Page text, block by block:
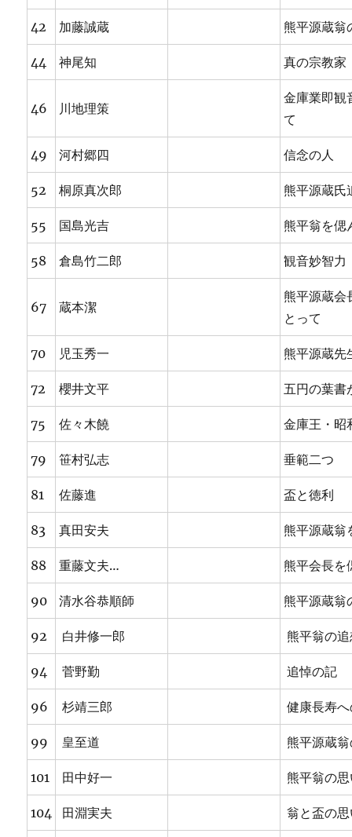
42 加藤誠蔵 熊平源蔵翁
44 神尾知 真の宗教家
46 川地理策
金庫業即観
て
49 河村郷四 信念の人
52 桐原真次郎 熊平源蔵氏
55 国島光吉 熊平翁を偲
58 倉島竹二郎 観音妙智力
67 蔵本潔
熊平源蔵会
とって
70 児玉秀一 熊平源蔵先
72 櫻井文平 五円の葉書
75 佐々木饒 金庫王・昭
79 笹村弘志 垂範二つ
81 佐藤進 盃と徳利
83 真田安夫 熊平源蔵翁
88 重藤文夫… 熊平会長を
90 清水谷恭順師 熊平源蔵翁
92 白井修一郎 熊平翁の
94 菅野勤 追悼の記
96 杉靖三郎 健康長寿
99 皇至道 熊平源蔵
101 田中好一 熊平翁の
104 田淵実夫 翁と盃の